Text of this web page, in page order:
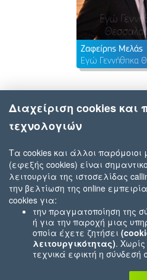
Ζαφείρης Μελάς
Διαχείριση cookies και
τεχνολογιών
Τα cookies και άλλοι παρόμοιοι
(εφεξής cookies) είναι
λειτουργία της ιστοσελίδας
την βελτίωση της online
cookies για:
την πραγματοποίηση της
ή για την παροχή μιας
οποία έχετε ζητήσει
λειτουργικότητας).
τεχνικά εφικτή η
που εσείς μας ζητήσατε